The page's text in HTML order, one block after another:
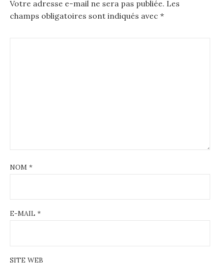
Votre adresse e-mail ne sera pas publiée. Les
champs obligatoires sont indiqués avec *
NOM *
E-MAIL *
SITE WEB